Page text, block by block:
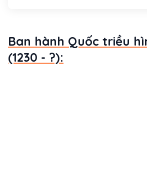
Ban hành Quốc triều
(1230 - ?):